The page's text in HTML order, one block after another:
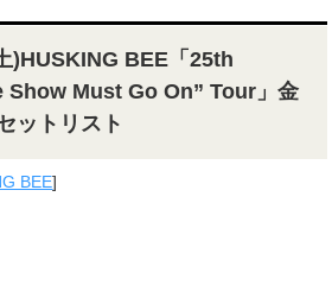
)HUSKING BEE「25th
Must Go On” Tour」金
ットリスト
BEE]